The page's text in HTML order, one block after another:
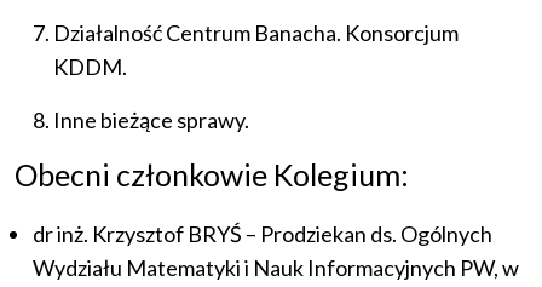
Działalność Centrum Banacha. Konsorcjum
KDDM.
Inne bieżące sprawy.
Obecni członkowie Kolegium:
dr inż. Krzysztof BRYŚ – Prodziekan ds. Ogólnych
Wydziału Matematyki i Nauk Informacyjnych PW, w